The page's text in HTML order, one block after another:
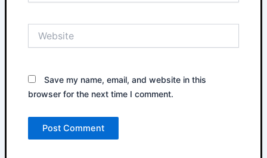
Save my name, email, and website in this
browser for the next time I comment.